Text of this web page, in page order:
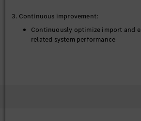
3. Continuous improvement:
Continuously optimize import and
related system performance